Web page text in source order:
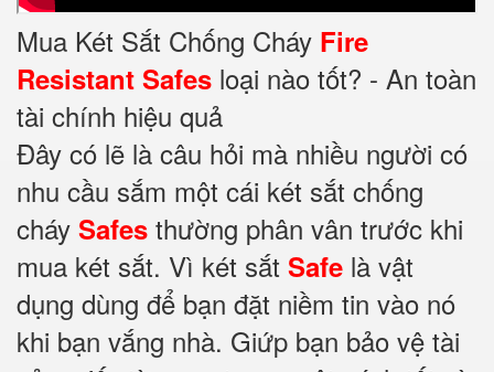
Mua Két Sắt Chống Cháy Fire
Resistant Safes loại nào tốt? - An toàn
tài chính hiệu quả
Đây có lẽ là câu hỏi mà nhiều người có
nhu cầu sắm một cái két sắt chống
cháy Safes thường phân vân trước khi
mua két sắt. Vì két sắt Safe là vật
dụng dùng để bạn đặt niềm tin vào nó
khi bạn vắng nhà. Giứp bạn bảo vệ tài